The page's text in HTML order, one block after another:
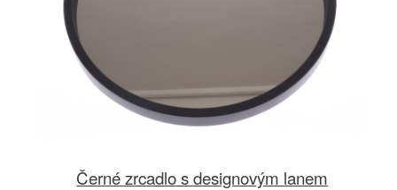
Černé zrcadlo s designovým lanem